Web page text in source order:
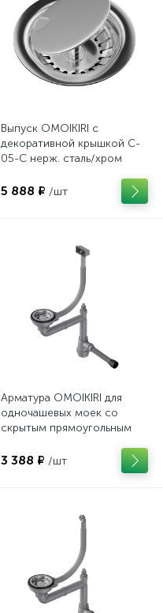
Выпуск OMOIKIRI с
декоративной крышкой C-
05-C нерж. сталь/хром
5 888 ₽ /шт
Арматура OMOIKIRI для
одночашевых моек со
скрытым прямоугольным
3 388 ₽ /шт